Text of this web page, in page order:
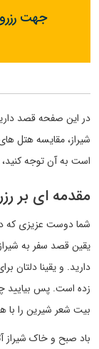
جهت
در این صفحه قصد
شیراز، مقایسه هتل
است به آن توجه کنید،
مقدمه ای بر
شما دوست عزیزی که
یقین قصد سفر به
دارید. و یقینا دلتان
زده است. پس بیایید
بیت شعر شیرین را با
باد صبح و خاک